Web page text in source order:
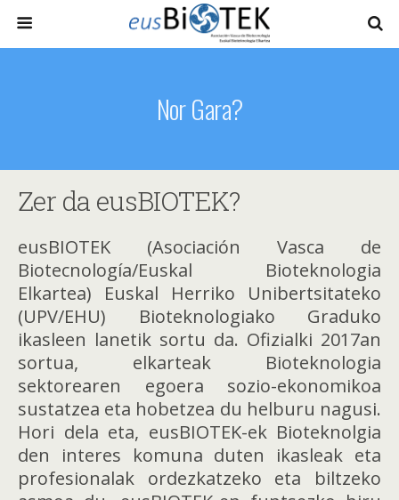
Nor Gara?
Zer da eusBIOTEK?
eusBIOTEK (Asociación Vasca de
Biotecnología/Euskal Bioteknologia
Elkartea) Euskal Herriko Unibertsitateko
(UPV/EHU) Bioteknologiako Graduko
ikasleen lanetik sortu da. Ofizialki 2017an
sortua, elkarteak Bioteknologia
sektorearen egoera sozio-ekonomikoa
sustatzea eta hobetzea du helburu nagusi.
Hori dela eta, eusBIOTEK-ek Bioteknolgia
den interes komuna duten ikasleak eta
profesionalak ordezkatzeko eta biltzeko